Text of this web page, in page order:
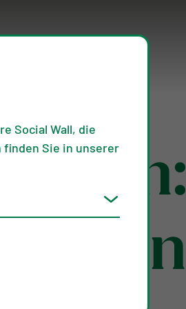
Social Wall, die
Sie in unserer